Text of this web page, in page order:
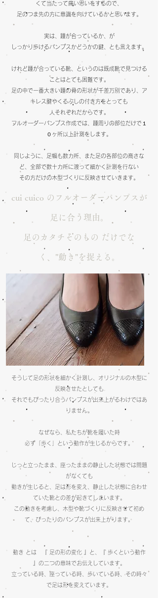
cui cuico のフルオーダーパンプスが
足に合う理由。
足のカタチそのもの だけでな
く、"動き"を捉える。
くて当たって痛い思いをするので、
足のつま先の方に意識を向けているかと思います。
実は、踵が合っているか、が
しっかり歩けるパンプスかどうかの鍵、とも言えます。
けれど踵が合っている靴、というのは既成靴で見つける
ことはとても困難です。
足の中で一番大きい踵の骨の形状が千差万別であり、
ア
キレス腱やくるぶしの付き方をとっても
人それぞれだからです。
フルオーダーパンプス作成では、踵周りの部位だけで１
０ヶ所以上計測をします。
同じように、足幅も数カ所、また足の各部位の高さな
ど、全部で数十カ所に渡って細かく計測を行ない
その方だけの木型づくりに反映させていきます。
そうして足の形状を細かく計測し、オリジナルの木型に
反映させたとしても
それでもぴったり合うパンプスが出来上がるわけではあ
りません。
なぜなら、私たちが靴を履いた時
必ず「歩く」という動作が生じるからです。
じっと立ったまま、座ったままの静止した状態では問題
がなくても
動きが生じると、足は形を変え、静止した状態に合わせ
ていた靴との差が起きてしまいます。
この動きを考慮し、木型や靴づくりに反映させて初め
て、ぴったりのパンプスが出来上がります。
動き とは 『 足の形の変化 』と、『 歩くという動作
』の二つの意味でお伝えしています。
立っている時、座っている時、歩いている時、その時々
で足は形を変えています。